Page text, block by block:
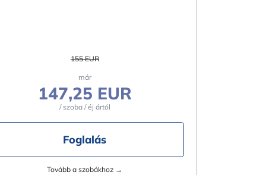
155 EUR
már
147,25 EUR
/ szoba / éj ártól
Foglalás
Tovább a szobákhoz →